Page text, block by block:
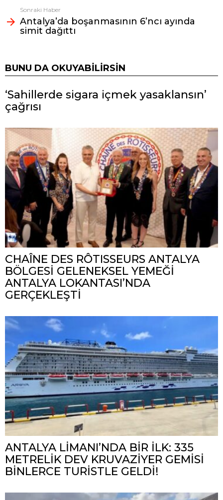
Sonraki Haber
Antalya’da boşanmasının 6’ncı ayında
simit dağıttı
BUNU DA OKUYABILIRSIN
‘Sahillerde sigara içmek yasaklansın’
çağrısı
CHAÎNE DES RÔTISSEURS ANTALYA
BÖLGESİ GELENEKSEL YEMEĞİ
ANTALYA LOKANTASI’NDA
GERÇEKLEŞTİ
ANTALYA LİMANI’NDA BİR İLK: 335
METRELİK DEV KRUVAZİYER GEMİSİ
BİNLERCE TURİSTLE GELDİ!